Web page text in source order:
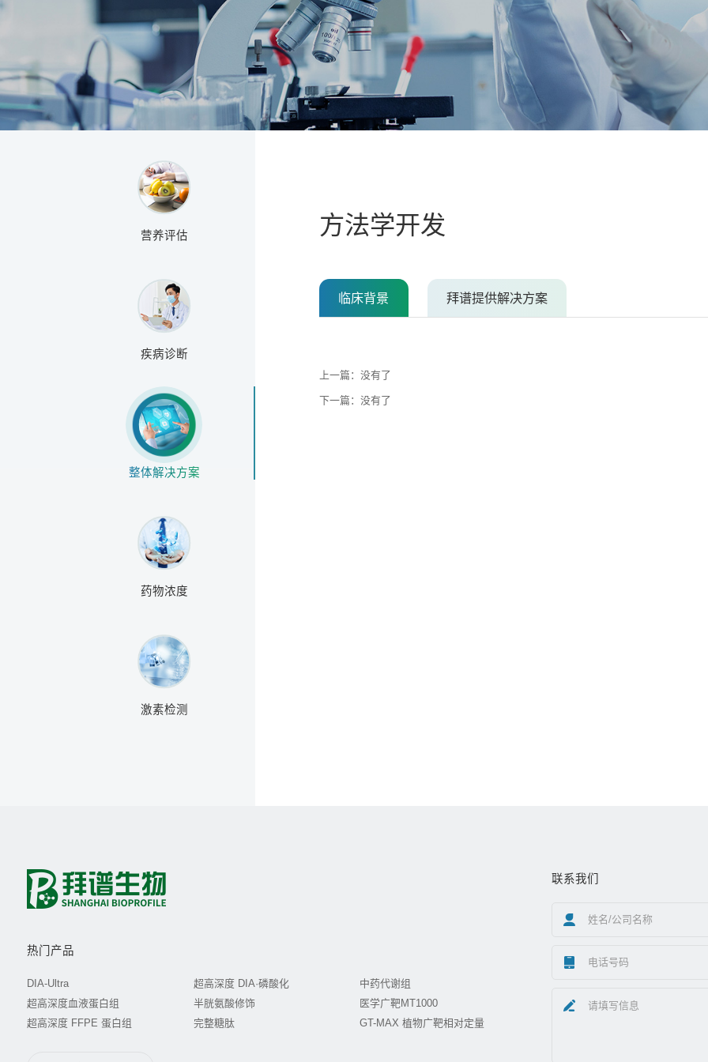
营养评估
疾病诊断
整体解决方案
药物浓度
激素检测
方法学开发
临床背景 拜谱提供解决方案
上一篇：没有了
下一篇：没有了
热门产品
DIA-Ultra 超高深度 DIA·磷酸化
中药代谢组
超高深度血液蛋白组
半胱氨酸修饰
医学广靶MT1000
超高深度 FFPE 蛋白组
完整糖肽 GT-MAX 植物广靶相对定量
联系我们